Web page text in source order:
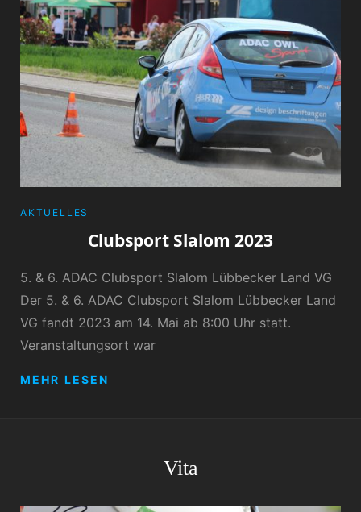
CATEGORIES
AKTUELLES
Clubsport Slalom 2023
5. & 6. ADAC Clubsport Slalom Lübbecker Land VG
Der 5. & 6. ADAC Clubsport Slalom Lübbecker Land
VG fandt 2023 am 14. Mai ab 8:00 Uhr statt.
Veranstaltungsort war
MEHR LESEN
Vita